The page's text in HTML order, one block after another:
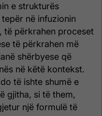
e strukturës
në infuzionin
të përkrahen proceset
të përkrahen më
shërbyese që
në këtë kontekst.
të ishte shumë e
gjitha, si të them,
një formulë të